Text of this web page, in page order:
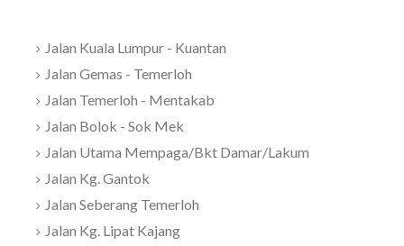
Jalan Kuala Lumpur - Kuantan
Jalan Gemas - Temerloh
Jalan Temerloh - Mentakab
Jalan Bolok - Sok Mek
Jalan Utama Mempaga/Bkt Damar/Lakum
Jalan Kg. Gantok
Jalan Seberang Temerloh
Jalan Kg. Lipat Kajang